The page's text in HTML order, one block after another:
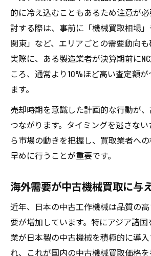
的に冷え込むこともあるため注意が
討する際は、事前に「機械買取相場
関東」など、エリアごとの需要動向も
実際に、ある製造業者が決算期前に
ころ、通常より10%ほど高い査定額
ます。
売却時期を意識した計画的な行動が
つながります。タイミングを逃さな
ら市場の動きを把握し、買取業者へ
早めに行うことが重要です。
海外需要が中古機械買取に与
近年、日本の中古工作機械は品質の
要が増加しています。特にアジア諸
業が日本製の中古機械を積極的に導
れ、これが国内の中古機械買取価格